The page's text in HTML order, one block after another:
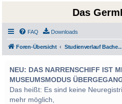
Das
FAQ Downloads
Foren-Übersicht Studienverlauf Bachelor-/
NEU: DAS NARRENSCHIFF IST
MUSEUMSMODUS
Das heißt: Es sind keine
mehr möglich,